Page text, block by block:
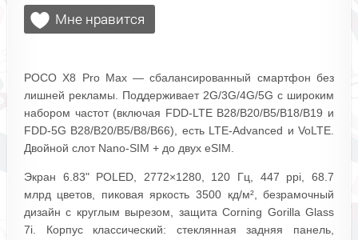
POCO X8 Pro Max — сбалансированный смартфон без
лишней рекламы. Поддерживает 2G/3G/4G/5G с широким
набором частот (включая FDD-LTE B28/B20/B5/B18/B19 и
FDD-5G B28/B20/B5/B8/B66), есть LTE‑Advanced и VoLTE.
Двойной слот Nano‑SIM + до двух eSIM.
Экран 6.83" POLED, 2772×1280, 120 Гц, 447 ppi, 68.7
млрд цветов, пиковая яркость 3500 кд/м², безрамочный
дизайн с круглым вырезом, защита Corning Gorilla Glass
7i. Корпус классический: стеклянная задняя панель,